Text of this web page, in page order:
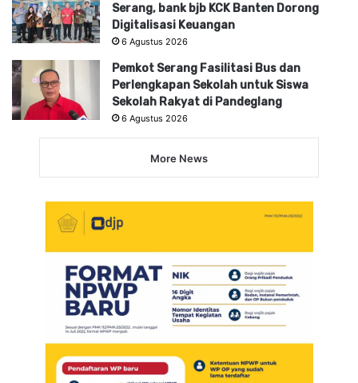
Serang, bank bjb KCK Banten Dorong
Digitalisasi Keuangan
6 Agustus 2026
Pemkot Serang Fasilitasi Bus dan
Perlengkapan Sekolah untuk Siswa
Sekolah Rakyat di Pandeglang
6 Agustus 2026
More News